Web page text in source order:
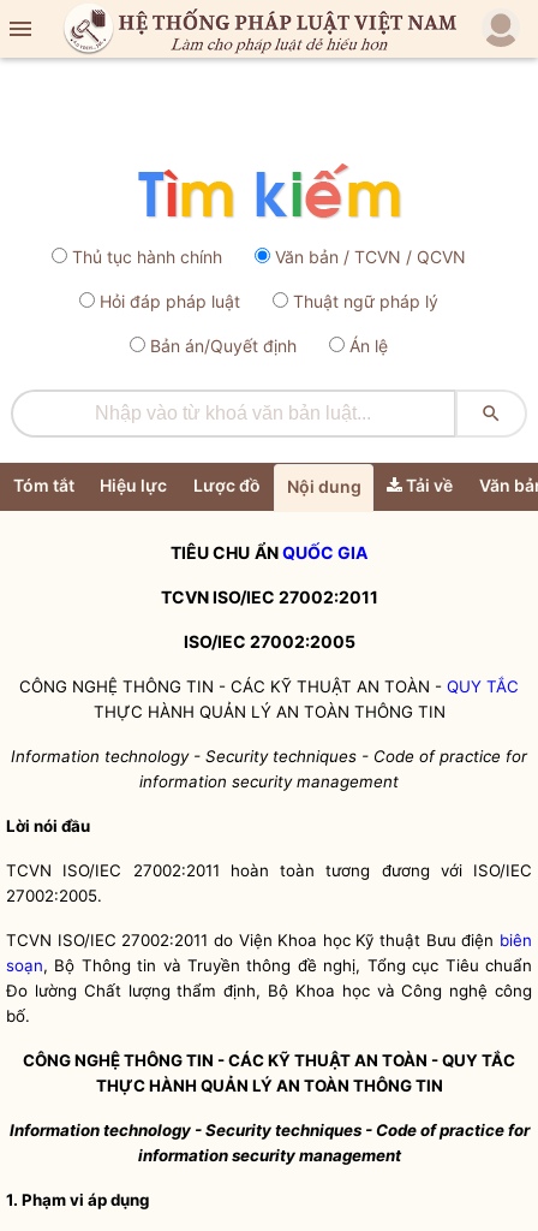

Thủ tục hành chính Văn bản / TCVN / QCVN
Hỏi đáp pháp luật Thuật ngữ pháp lý
Bản án/Quyết định Án lệ

Tóm tắt Hiệu lực Lược đồ Nội dung Tải về Văn
TIÊU CHU ẨNQUỐC GIA
TCVN ISO/IEC 27002:2011
ISO/IEC 27002:2005
CÔNG NGHỆ THÔNG TIN - CÁC KỸ THUẬT AN TOÀN - QUY TẮC
THỰC HÀNH QUẢN LÝ AN TOÀN THÔNG TIN
Information technology - Security techniques - Code of practice for
information security management
Lời nói đầu
TCVN ISO/IEC 27002:2011 hoàn toàn tương đương với ISO/IEC
27002:2005.
TCVN ISO/IEC 27002:2011 do Viện Khoa học Kỹ thuật Bưu điện biên
soạn, Bộ Thông tin và Truyền thông đề nghị, Tổng cục Tiêu chuẩn
Đo lường Chất lượng thẩm định, Bộ Khoa học và Công nghệ công
bố.
CÔNG NGHỆ THÔNG TIN - CÁC KỸ THUẬT AN TOÀN -QUY TẮC
THỰC HÀNH QUẢN LÝ AN TOÀN THÔNG TIN
Information technology - Security techniques - Code of practice for
information security management
1. Phạm vi áp dụng